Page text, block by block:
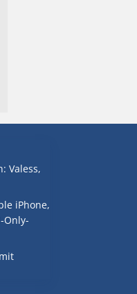
Valess,
iPhone,
Only-